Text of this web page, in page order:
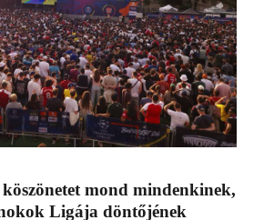
mond mindenkinek,
Ligája döntőjének